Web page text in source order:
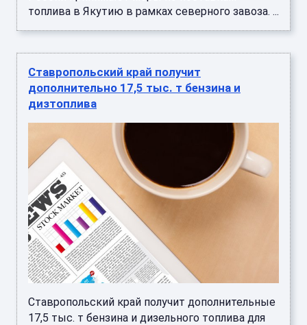
топлива в Якутию в рамках северного завоза. ...
Ставропольский край получит
дополнительно 17,5 тыс. т бензина и
дизтоплива
Ставропольский край получит дополнительные
17,5 тыс. т бензина и дизельного топлива для